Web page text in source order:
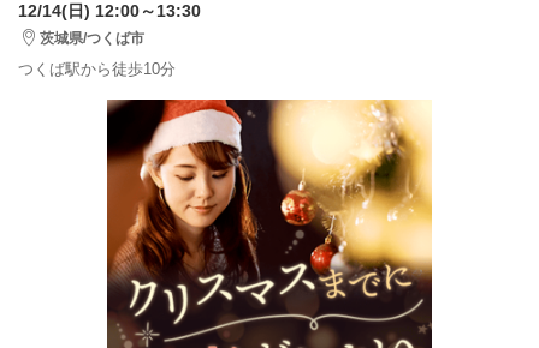
12/14(日) 12:00～13:30
茨城県/つくば市
つくば駅から徒歩10分